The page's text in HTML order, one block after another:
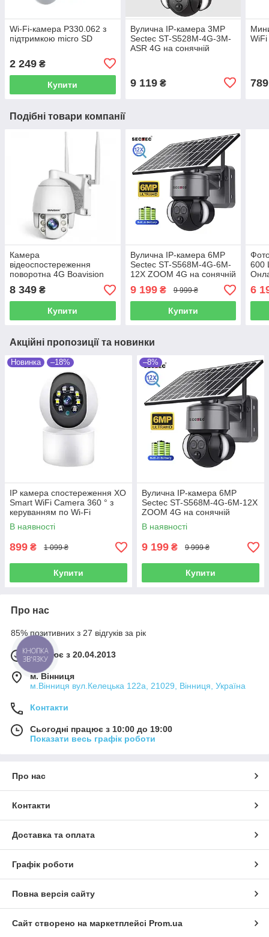
Wi-Fi-камера P330.062 з
підтримкою micro SD
2 249 ₴
Купити
Вулична IP-камера 3MP
Sectec ST-S528M-4G-3M-
ASR 4G на сонячній
9 119₴ 789
Подібні товари компанії
Камера
відеоспостереження
поворотна 4G Boavision
HX-4G50M58AS 5M IP, 3G,
PTZ
8 349 ₴
Купити
Вулична IP-камера 6MP
Sectec ST-S568M-4G-6M-
12X ZOOM 4G на сонячній
9 199₴ 9 999 ₴
Купити
600
6
Акційні пропозиції та новинки
Новинка –18%
IP камера спостереження XO
Smart WiFi Camera 360 ° з
керуванням по Wi-Fi
В наявності
899 ₴ 1 099 ₴
Купити
–8%
Вулична IP-камера 6MP
Sectec ST-S568M-4G-6M-12X
ZOOM 4G на сонячній
батареї
В наявності
9 199 ₴ 9 999 ₴
Купити
Про нас
85% позитивних з 27 відгуків за рік
Працює з 20.04.2013
м. Вінниця
м.Вінниця вул.Келецька 122а, 21029, Вінниця, Україна
Контакти
Сьогодні працює з 10:00 до 19:00
Показати весь графік роботи
Про нас
Контакти
Доставка та оплата
Графік роботи
Повна версія сайту
Сайт створено на маркетплейсі Prom.ua
КНОПКА
ЗВ'ЯЗКУ